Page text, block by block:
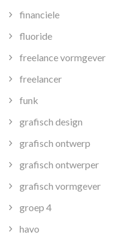
financiele
fluoride
freelance vormgever
freelancer
funk
grafisch design
grafisch ontwerp
grafisch ontwerper
grafisch vormgever
groep 4
havo